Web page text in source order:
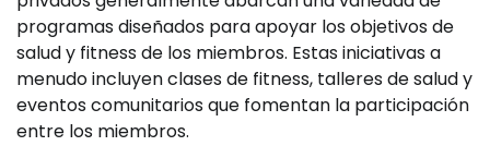
programas diseñados para apoyar los objetivos de
salud y fitness de los miembros. Estas iniciativas a
menudo incluyen clases de fitness, talleres de salud y
eventos comunitarios que fomentan la participación
entre los miembros.